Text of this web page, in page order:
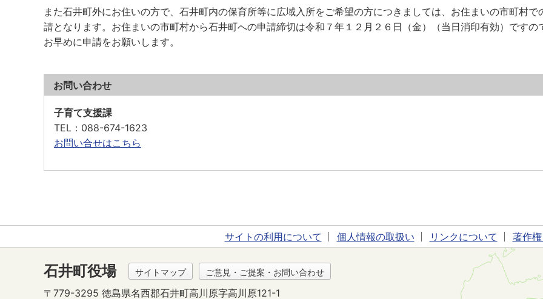
また石井町外にお住いの方で、石井町内の保育所等に広域入所をご希望の方につきましては、お住まいの市町村で
請となります。お住まいの市町村から石井町への申請締切は令和７年１２月２６日（金）（当日消印有効）ですの
お早めに申請をお願いします。
お問い合わせ
子育て支援課
TEL ：088-674-1623
お問い合せはこちら
サイトの利用について 個人情報の取扱い リンクについて 著作
石井町役場 サイトマップ ご意見・ご提案・お問い合わせ
〒779-3295 徳島県名西郡石井町高川原字高川原121-1